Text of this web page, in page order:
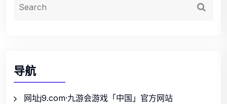
导航
网址j9.com·九游会游戏「中国」官方网站